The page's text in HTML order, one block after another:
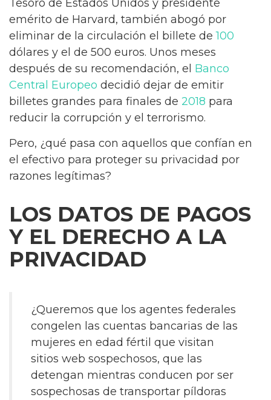
Tesoro de Estados Unidos y presidente
emérito de Harvard, también abogó por
eliminar de la circulación el billete de100
dólares y el de 500 euros. Unos meses
después de su recomendación, el Banco
Central Europeo decidió dejar de emitir
billetes grandes para finales de 2018 para
reducir la corrupción y el terrorismo.
Pero, ¿qué pasa con aquellos que confían en
el efectivo para proteger su privacidad por
razones legítimas?
LOS DATOS DE PAGOS
Y EL DERECHO A LA
PRIVACIDAD
¿Queremos que los agentes federales
congelen las cuentas bancarias de las
mujeres en edad fértil que visitan
sitios web sospechosos, que las
detengan mientras conducen por ser
sospechosas de transportar píldoras